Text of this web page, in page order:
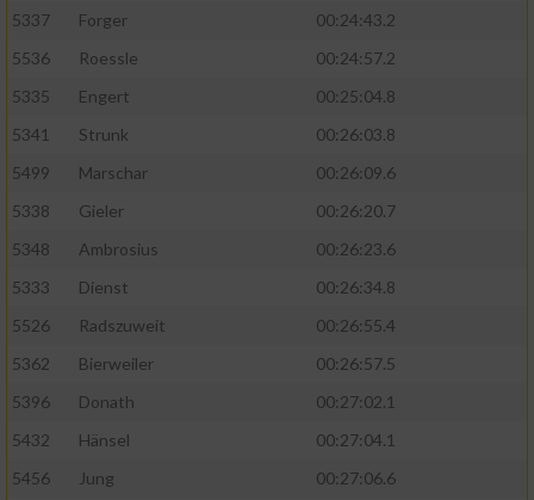
5337
Forger
00:24:43.2
5536
Roessle
00:24:57.2
5335
Engert
00:25:04.8
5341
Strunk
00:26:03.8
5499
Marschar
00:26:09.6
5338
Gieler
00:26:20.7
5348
Ambrosius
00:26:23.6
5333
Dienst
00:26:34.8
5526
Radszuweit
00:26:55.4
5362
Bierweiler
00:26:57.5
5396
Donath
00:27:02.1
5432
Hänsel
00:27:04.1
5456
Jung
00:27:06.6